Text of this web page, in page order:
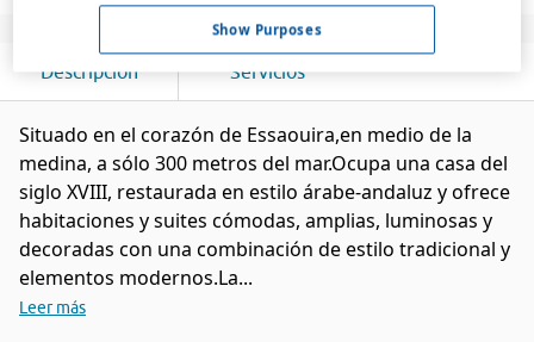
Descripción Servicios
Situado en el corazón de Essaouira,en medio de la
medina, a sólo 300 metros del mar.Ocupa una casa del
siglo XVIII, restaurada en estilo árabe-andaluz y ofrece
habitaciones y suites cómodas, amplias, luminosas y
decoradas con una combinación de estilo tradicional y
elementos modernos.La...
Leer más
Show Purposes